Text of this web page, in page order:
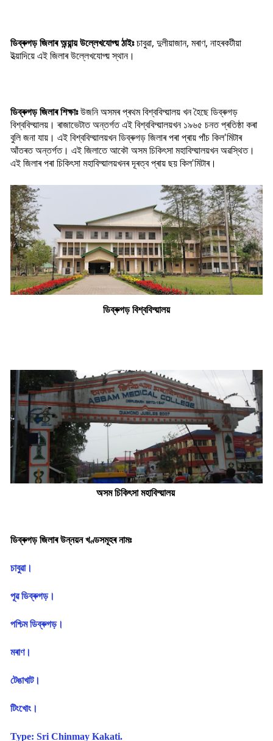
ডিব্ৰুগড় জিলাৰ অন্য়ান্য় উল্লেখযোগ্য় ঠাইঃচাবুৱা, দুলীয়াজান, মৰাণ, নাহৰকটীয়া
ইত্য়াদিয়ে এই জিলাৰ উল্লেখযোগ্য় স্থান।
ডিব্ৰুগড় জিলাৰ শিক্ষাঃউজনি অসমৰ প্ৰথম বিশ্ববিদ্য়ালয় খন হৈছে ডিব্ৰুগড়
বিশ্ববিদ্য়ালয়। ৰাজাভেটাত অন্তৰ্গত এই বিশ্ববিদ্য়ালয়খন ১৯৬৫ চনত প্ৰতিষ্ঠা কৰা
বুলি জনা যায়। এই বিশ্ববিদ্য়ালয়খন ডিব্ৰুগড় জিলাৰ পৰা প্ৰায় পাঁচ কিল'মিটাৰ
আঁতৰত অন্তৰ্গত। এই জিলাতে আকৌ অসম চিকিৎসা মহাবিদ্য়ালয়খন অৱস্থিত।
এই জিলাৰ পৰা চিকিৎসা মহাবিদ্য়ালয়খনৰ দূৰত্ব প্ৰায় ছয় কিল'মিটাৰ।
ডিব্ৰুগড় বিশ্ববিদ্য়ালয়
অসম চিকিৎসা মহাবিদ্য়ালয়
ডিব্ৰুগড় জিলাৰ উন্নয়ন খণ্ডসমূহৰ নামঃ
চাবুৱা।
পূৱ ডিব্ৰুগড়।
পশ্চিম ডিব্ৰুগড়।
মৰাণ।
টেঙাখাট।
টিংখোং।
Type: Sri Chinmay Kakati.